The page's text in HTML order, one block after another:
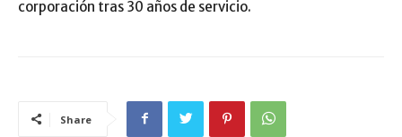
corporación tras 30 años de servicio.
Share